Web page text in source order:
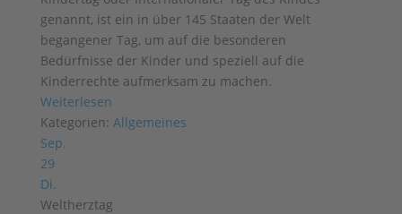
genannt, ist ein in über 145 Staaten der Welt
begangener Tag, um auf die besonderen
Bedürfnisse der Kinder und speziell auf die
Kinderrechte aufmerksam zu machen.
Weiterlesen
Kategorien: Allgemeines
Sep.
29
Di.
Weltherztag